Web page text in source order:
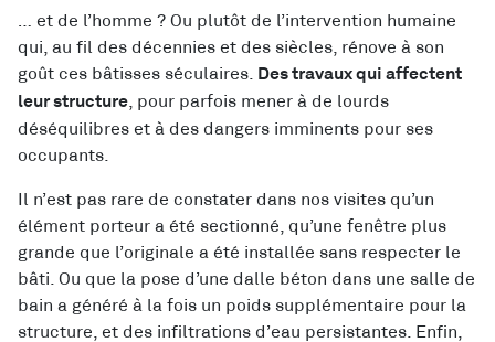
… et de l’homme ? Ou plutôt de l’intervention humaine
qui, au fil des décennies et des siècles, rénove à son
goût ces bâtisses séculaires.
Des travaux qui affectent
leur structure , pour parfois mener à de lourds
déséquilibres et à des dangers imminents pour ses
occupants.
Il n’est pas rare de constater dans nos visites qu’un
élément porteur a été sectionné, qu’une fenêtre plus
grande que l’originale a été installée sans respecter le
bâti. Ou que la pose d’une dalle béton dans une salle de
bain a généré à la fois un poids supplémentaire pour la
structure, et des infiltrations d’eau persistantes. Enfin,